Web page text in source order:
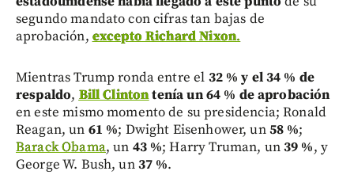
segundo mandato con cifras tan bajas de
aprobación, excepto Richard Nixon.
Mientras Trump ronda entre el 32 % y el 34 % de
respaldo,Bill Clintontenía un 64 % de aprobación
en este mismo momento de su presidencia; Ronald
Reagan, un 61 %; Dwight Eisenhower, un58 %;
Barack Obama, un 43 %; Harry Truman, un39 %, y
George W. Bush, un37 %.